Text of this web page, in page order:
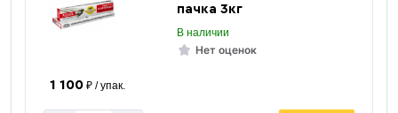
пачка 3кг
В наличии
Нет оценок
1 100₽ / упак.